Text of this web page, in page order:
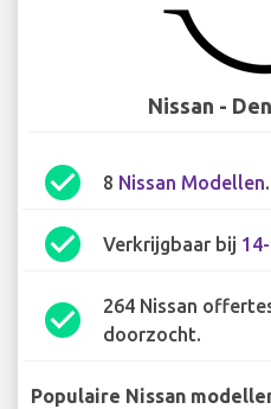
Nissan -
check_circle 8 Nissan Modellen.
check_circle Verkrijgbaar bij
check_circle
264 Nissan
doorzocht.
Populaire Nissan